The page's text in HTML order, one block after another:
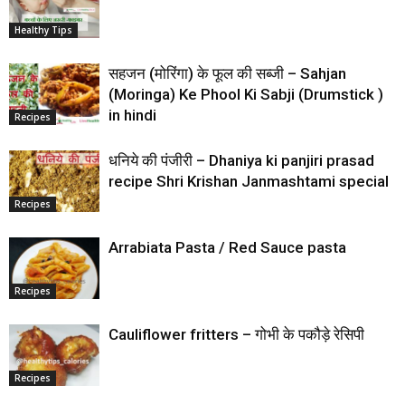
Healthy Tips
Recipes
सहजन (मोरिंगा) के फूल की सब्जी – Sahjan
(Moringa) Ke Phool Ki Sabji (Drumstick )
in hindi
Recipes
धनिये की पंजीरी – Dhaniya ki panjiri prasad
recipe Shri Krishan Janmashtami special
Recipes
Arrabiata Pasta / Red Sauce pasta
Recipes
Cauliflower fritters – गोभी के पकौड़े रेसिपी